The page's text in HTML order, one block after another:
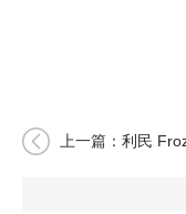
上一篇： 利民